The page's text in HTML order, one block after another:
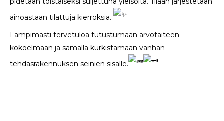
ainoastaan tilattuja kierroksia.
Lämpimästi tervetuloa tutustumaan arvotaiteen
kokoelmaan ja samalla kurkistamaan vanhan
tehdasrakennuksen seinien sisälle.